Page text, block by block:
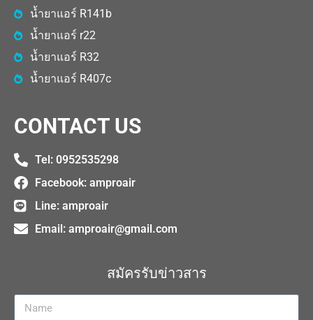
น้ำยาแอร์ R141b
น้ำยาแอร์ r22
น้ำยาแอร์ R32
น้ำยาแอร์ R407c
CONTACT US
Tel: 0952535298​
Facebook: amproair
Line: amproair
Email: amproair@gmail.com
สมัครรับข่าวสาร